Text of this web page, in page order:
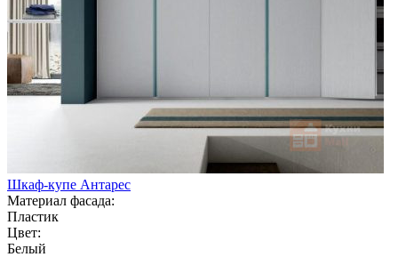
Шкаф-купе Антарес
Материал фасада:
Пластик
Цвет:
Белый